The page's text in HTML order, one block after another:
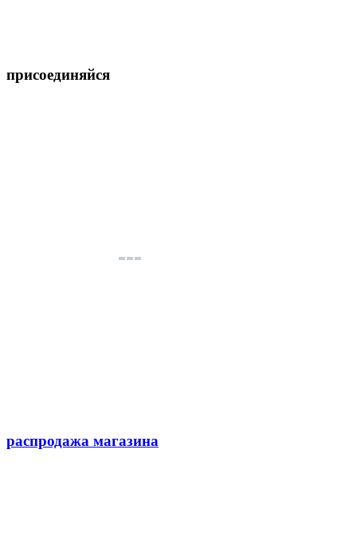
присоединяйся
распродажа магазина